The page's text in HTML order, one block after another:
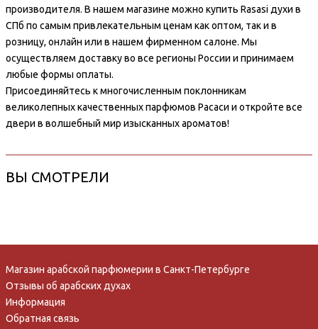
производителя. В нашем магазине можно купить Rasasi духи в
СПб по самым привлекательным ценам как оптом, так и в
розницу, онлайн или в нашем фирменном салоне. Мы
осуществляем доставку во все регионы России и принимаем
любые формы оплаты.
Присоединяйтесь к многочисленным поклонникам
великолепных качественных парфюмов Расаси и откройте все
двери в волшебный мир изысканных ароматов!
ВЫ СМОТРЕЛИ
Магазин арабской парфюмерии в Санкт-Петербурге
Отзывы об арабских духах
Информация
Обратная связь